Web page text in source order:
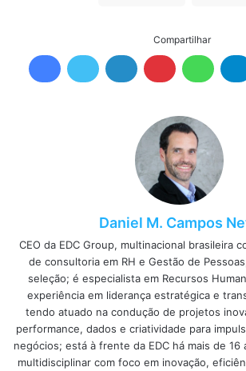
Compartilhar
Daniel M. Campos
CEO da EDC Group, multinacional brasileira
de consultoria em RH e Gestão de
seleção; é especialista em Recursos
experiência em liderança estratégica e
tendo atuado na condução de projetos
performance, dados e criatividade para
negócios; está à frente da EDC há mais de 16
multidisciplinar com foco em inovação,